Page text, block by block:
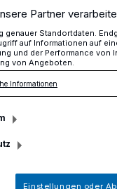
Höhlenblick“
ist
wurde ein
auf das
Partner
genauer Standortdaten.
auf Informationen auf
und der Performance
von Angeboten.
Informationen
Einstellungen oder